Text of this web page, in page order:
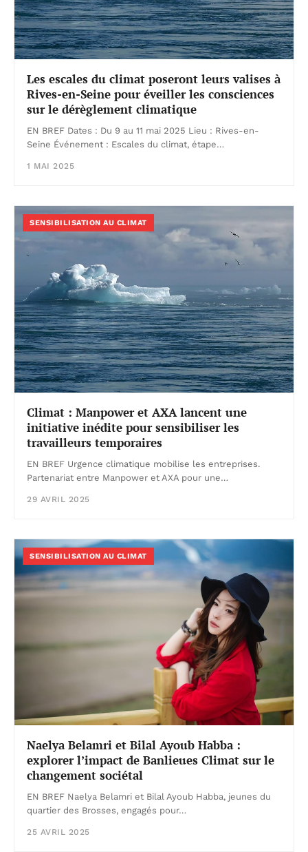
Les escales du climat poseront leurs valises à
Rives-en-Seine pour éveiller les consciences
sur le dérèglement climatique
EN BREF Dates : Du 9 au 11 mai 2025 Lieu : Rives-en-
Seine Événement : Escales du climat, étape…
1 MAI 2025
SENSIBILISATION AU CLIMAT
Climat : Manpower et AXA lancent une
initiative inédite pour sensibiliser les
travailleurs temporaires
EN BREF Urgence climatique mobilise les entreprises.
Partenariat entre Manpower et AXA pour une…
29 AVRIL 2025
SENSIBILISATION AU CLIMAT
Naelya Belamri et Bilal Ayoub Habba :
explorer l’impact de Banlieues Climat sur le
changement sociétal
EN BREF Naelya Belamri et Bilal Ayoub Habba, jeunes du
quartier des Brosses, engagés pour…
25 AVRIL 2025